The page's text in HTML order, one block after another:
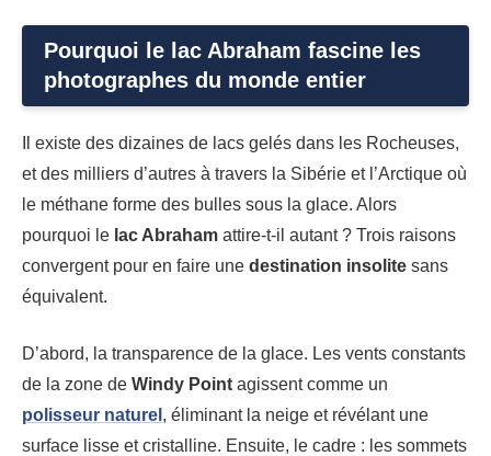
Pourquoi le lac Abraham fascine les
photographes du monde entier
Il existe des dizaines de lacs gelés dans les Rocheuses,
et des milliers d’autres à travers la Sibérie et l’Arctique où
le méthane forme des bulles sous la glace. Alors
pourquoi le lac Abraham attire-t-il autant ? Trois raisons
convergent pour en faire une destination insolite sans
équivalent.
D’abord, la transparence de la glace. Les vents constants
de la zone de Windy Point agissent comme un
polisseur naturel , éliminant la neige et révélant une
surface lisse et cristalline. Ensuite, le cadre : les sommets